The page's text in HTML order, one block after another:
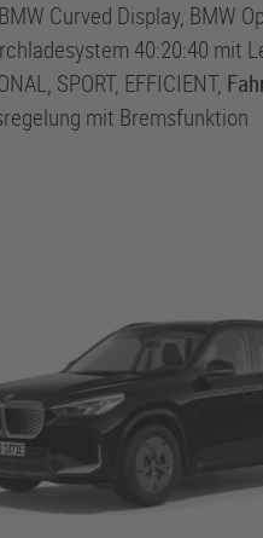
Curved Display, BMW
40:20:40 mit
SPORT, EFFICIENT,
mit Bremsfunktion